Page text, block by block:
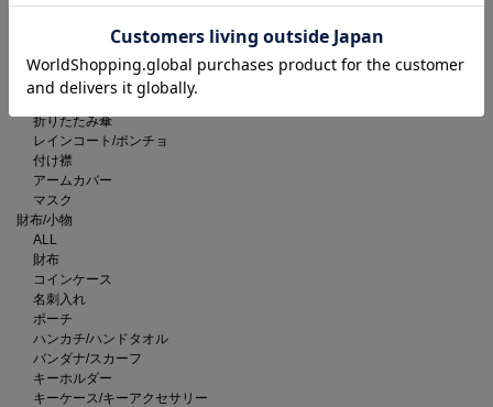
手袋
ネックウォーマー/スヌード
折りたたみ傘
レインコート/ポンチョ
付け襟
アームカバー
マスク
財布/小物
ALL
財布
コインケース
名刺入れ
ポーチ
ハンカチ/ハンドタオル
バンダナ/スカーフ
キーホルダー
キーケース/キーアクセサリー